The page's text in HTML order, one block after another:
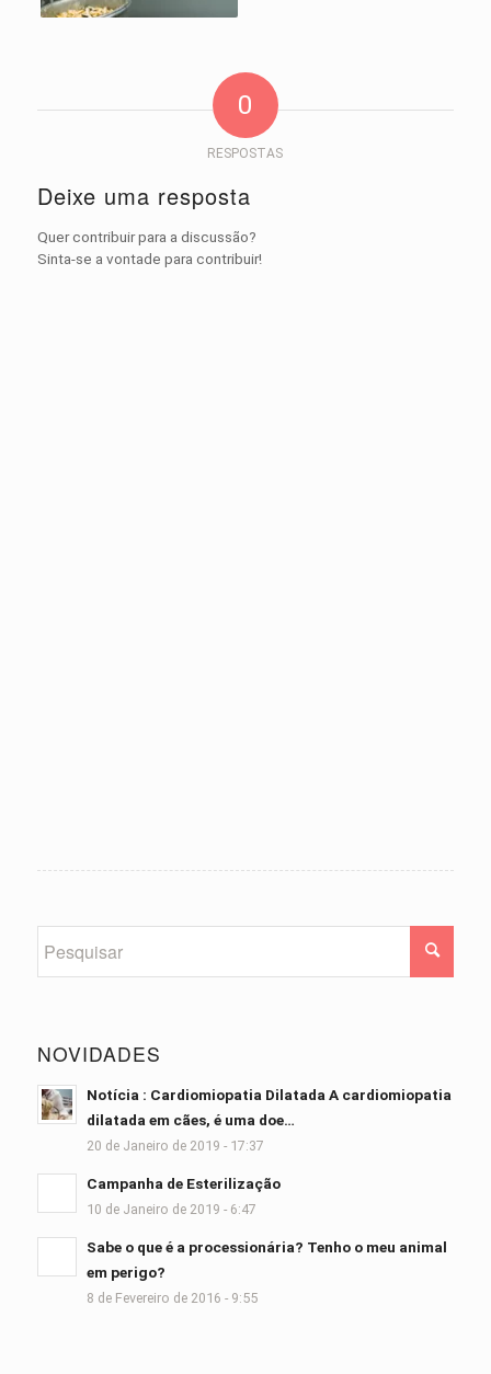
0
RESPOSTAS
Deixe uma resposta
Quer contribuir para a discussão?
Sinta-se a vontade para contribuir!
NOVIDADES
Notícia : Cardiomiopatia Dilatada A cardiomiopatia
dilatada em cães, é uma doe…
20 de Janeiro de 2019 - 17:37
Campanha de Esterilização
10 de Janeiro de 2019 - 6:47
Sabe o que é a processionária? Tenho o meu animal
em perigo?
8 de Fevereiro de 2016 - 9:55